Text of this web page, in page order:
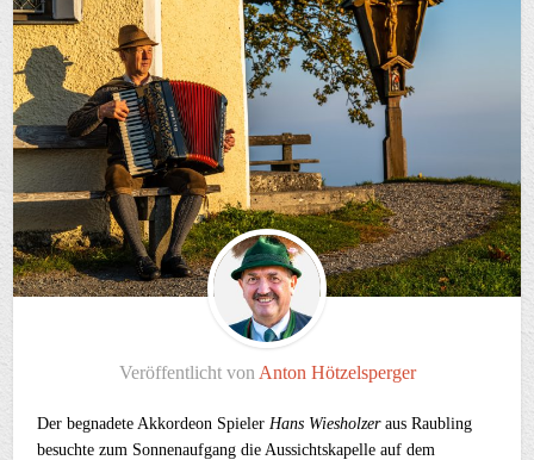
Veröffentlicht von Anton Hötzelsperger
Der begnadete Akkordeon Spieler Hans Wiesholzeraus Raubling
besuchte zum Sonnenaufgang die Aussichtskapelle auf dem